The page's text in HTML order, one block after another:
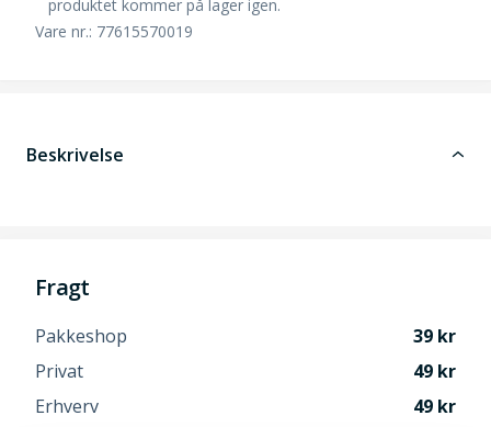
produktet kommer på lager igen.
Vare nr.: 77615570019
Beskrivelse
Fragt
Pakkeshop
39
Privat
49
Erhverv
49